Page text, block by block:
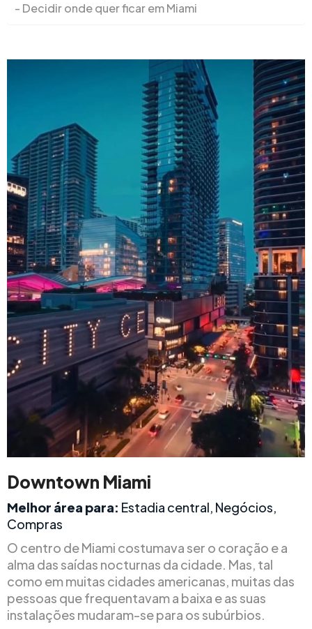
Decidir onde quer ficar em Miami
Downtown Miami
Melhor área para: Estadia central, Negócios,
Compras
O centro de Miami costumava ser o coração e a
alma das saídas nocturnas da cidade. Mas, tal
como em muitas cidades americanas, muitas das
pessoas que frequentavam a baixa e as suas
instalações mudaram-se para os subúrbios.